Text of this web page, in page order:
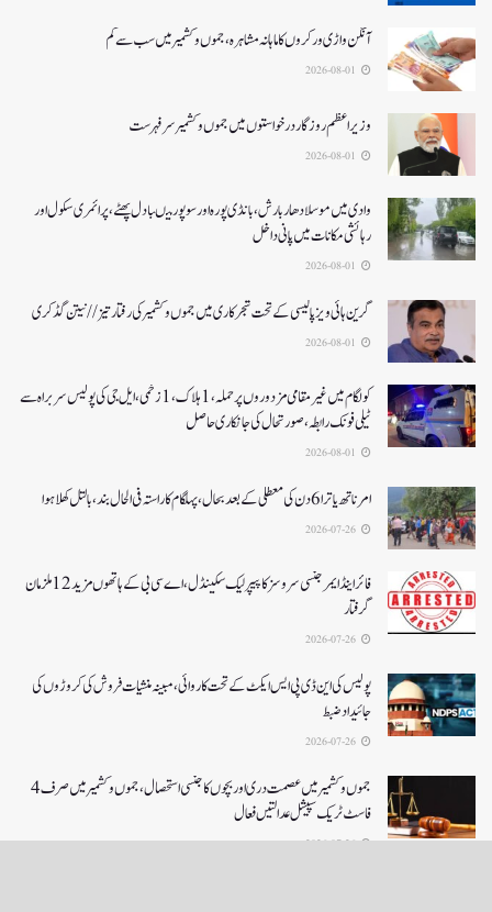
آنگن واڑی ورکروں کا ماہانہ مشاہرہ، جموں و کشمیر میں سب سے کم
وزیر اعظم روزگار درخواستوں میں جموں و کشمیر سرفہرست
وادی میں موسلادھار بارش،بانڈی پورہ اور سوپور میںبادل پھٹے، پرائمری سکول اور
رہائشی مکانات میں پانی داخل
گرین ہائی ویز پالیسی کے تحت شجرکاری میں جموں و کشمیر کی رفتار تیز// نیتن گڈکری
کولگام میں غیر مقامی مزدوروں پر حملہ،1ہلاک،1زخمی،ایل جی کی پولیس سربراہ سے
ٹیلی فونک رابطہ، صورتحال کی جانکاری حاصل
امرناتھ یاترا 6دن کی معطلی کے بعد بحال،پہلگام کا راستہ فی الحال بند، بالتل کھلا ہوا
فائر اینڈ ایمرجنسی سروسز کا پیپر لیک سکینڈل،اے سی بی کے ہاتھوں مزید 12 ملزمان
گرفتار
پولیس کی این ڈی پی ایس ایکٹ کے تحت کاروائی، مبینہ منشیات فروش کی کروڑوں کی
جائیداد ضبط
جموں و کشمیر میں عصمت دری اور بچوں کا جنسی استحصال،جموں و کشمیر میں صرف 4
فاسٹ ٹریک سپیشل عدالتیں فعال
2026-07-26